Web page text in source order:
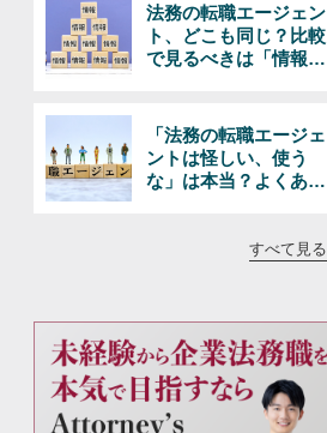
法務の転職エージェン
ト、どこも同じ？比較
で見るべきは「情報の
「法務の転職エージェ
ントは怪しい、使う
な」は本当？よくある
すべて見る